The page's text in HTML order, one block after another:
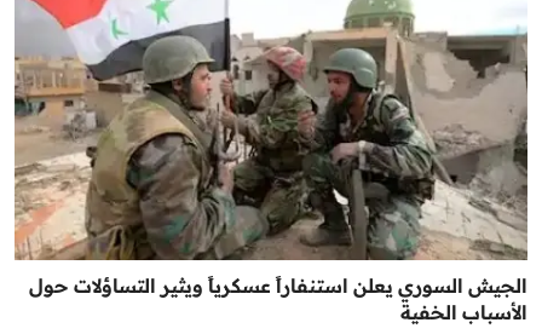
الجيش السوري يعلن استنفاراً عسكرياً ويثير التساؤلات حول
الأسباب الخفية